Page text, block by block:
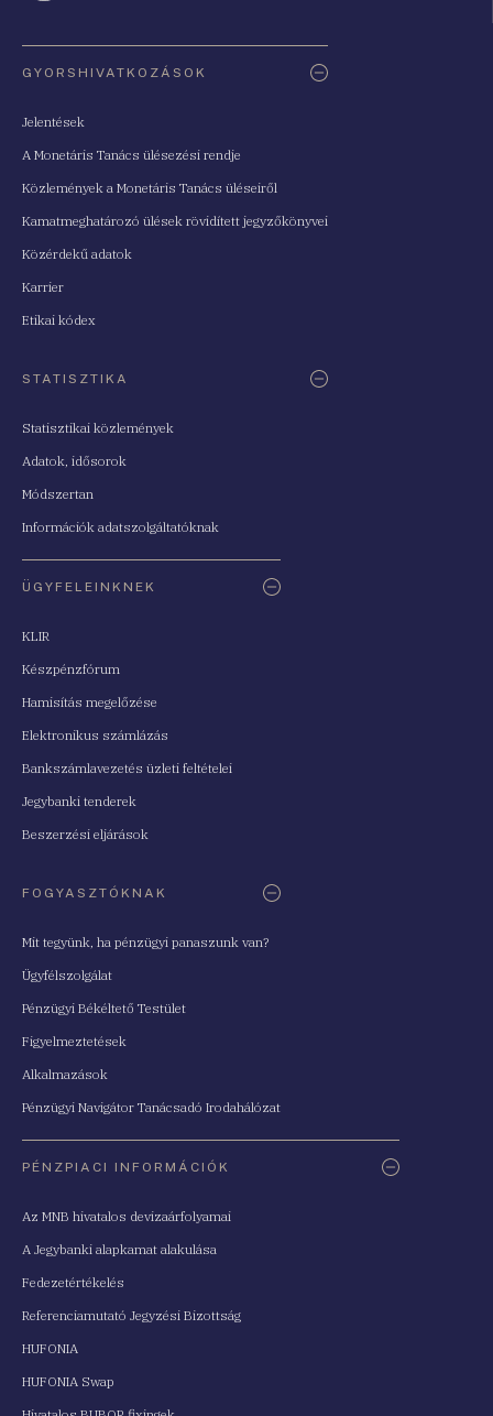
GYORSHIVATKOZÁSOK
Jelentések
A Monetáris Tanács ülésezési rendje
Közlemények a Monetáris Tanács üléseiről
Kamatmeghatározó ülések rövidített jegyzőkönyvei
Közérdekű adatok
Karrier
Etikai kódex
STATISZTIKA
Statisztikai közlemények
Adatok, idősorok
Módszertan
Információk adatszolgáltatóknak
ÜGYFELEINKNEK
KLIR
Készpénzfórum
Hamisítás megelőzése
Elektronikus számlázás
Bankszámlavezetés üzleti feltételei
Jegybanki tenderek
Beszerzési eljárások
FOGYASZTÓKNAK
Mit tegyünk, ha pénzügyi panaszunk van?
Ügyfélszolgálat
Pénzügyi Békéltető Testület
Figyelmeztetések
Alkalmazások
Pénzügyi Navigátor Tanácsadó Irodahálózat
PÉNZPIACI INFORMÁCIÓK
Az MNB hivatalos devizaárfolyamai
A Jegybanki alapkamat alakulása
Fedezetértékelés
Referenciamutató Jegyzési Bizottság
HUFONIA
HUFONIA Swap